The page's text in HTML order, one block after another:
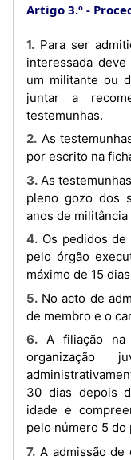
Artigo 3.º
1. Para ser admitido a membro da UNITA, a pessoa
interessada
um militante ou
juntar a
testemunhas.
2. As testemunhas podem prestar o seu testemunho
por escrito na
3. As testemunhas devem ser membros do Partido no
pleno gozo dos
anos de militância
4. Os pedidos de filiação são analisados e decididos
pelo órgão
máximo de 15
5. No acto de admissão, o candidato recebe o cartão
de membro e o
6. A filiação na UNITA, dos membros da JURA,
30 dias depois
idade e
pelo número 5
7. A admissão de cidadãos que tenham estado antes